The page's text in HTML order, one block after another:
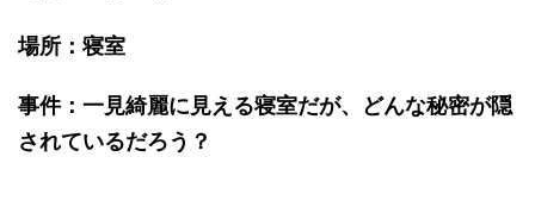
場所：寝室
事件：一見綺麗に見える寝室だが、どんな秘密が隠
されているだろう？